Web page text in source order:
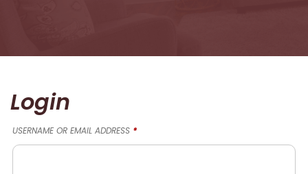
Login
USERNAME OR EMAIL ADDRESS *REQUIRED